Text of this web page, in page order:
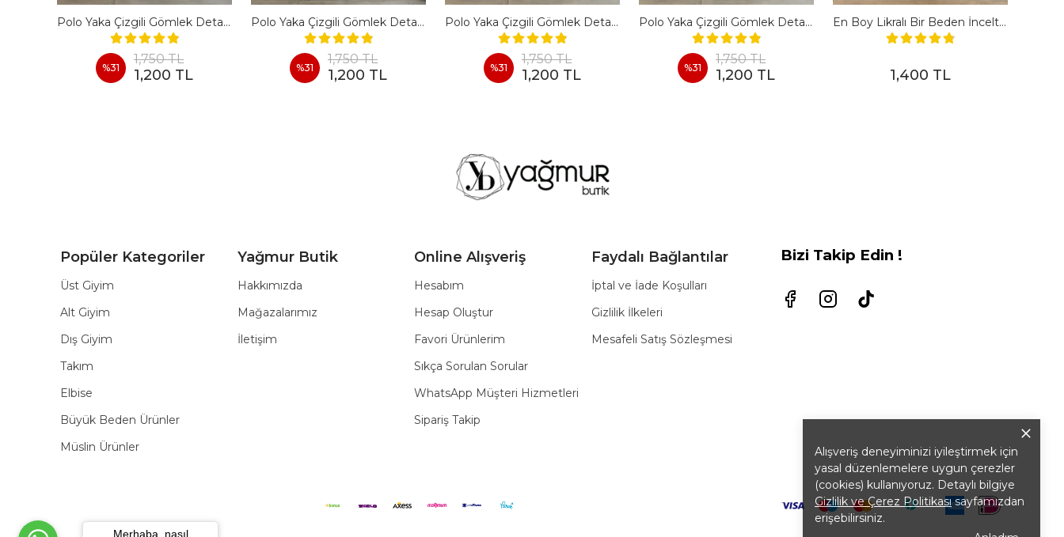
Alışveriş deneyiminizi iyileştirmek için
yasal düzenlemelere uygun çerezler
(cookies) kullanıyoruz. Detaylı bilgiye
Gizlilik ve Çerez Politikasısayfamızdan
erişebilirsiniz.
Polo Yaka Çizgili Gömlek Detaylı Kısa Kollu Takım - BEYAZ
%31
1,750 TL
1,200 TL
Polo Yaka Çizgili Gömlek Detaylı Kısa Kollu Takım - KAHVERENGI
%31
1,750 TL
1,200 TL
Polo Yaka Çizgili Gömlek Detaylı Kısa Kollu Takım - SIYAH
%31
1,750 TL
1,200 TL
Polo Yaka Çizgili Gömlek Detaylı Kısa Kollu Takım - BORDO
%31
1,750 TL
1,200 TL
En Boy Likralı Bir Beden İncelten Pantolon - SIYAH
1,400 TL
Popüler Kategoriler
Üst Giyim
Alt Giyim
Dış Giyim
Takım
Elbise
Büyük Beden Ürünler
Müslin Ürünler
Yağmur Butik
Hakkımızda
Mağazalarımız
İletişim
Online Alışveriş
Hesabım
Hesap Oluştur
Favori Ürünlerim
Sıkça Sorulan Sorular
WhatsApp Müşteri Hizmetleri
Sipariş Takip
Faydalı Bağlantılar
İptal ve İade Koşulları
Gizlilik İlkeleri
Mesafeli Satış Sözleşmesi
Bizi Takip Edin !
Merhaba, nasıl